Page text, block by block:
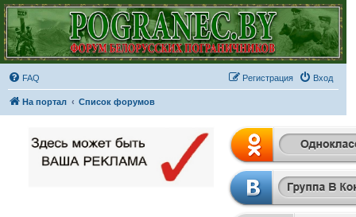
FAQ Вход
Регистрация
На портал Список форумов